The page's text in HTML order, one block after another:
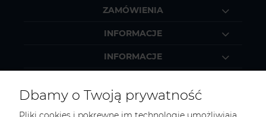
ZAMÓWIENIA
INFORMACJE
INFORMACJE
Dbamy o Twoją prywatność